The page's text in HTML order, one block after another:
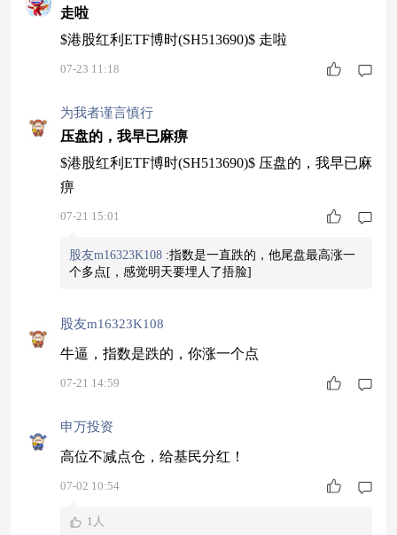
走啦
$港股红利ETF博时(SH513690)$ 走啦
07-23 11:18
为我者谨言慎行
压盘的，我早已麻痹
$港股红利ETF博时(SH513690)$ 压盘的，我早已麻
痹
07-21 15:01
股友m16323K108 :指数是一直跌的，他尾盘最高涨一
个多点 [，感觉明天要埋人了捂脸]
股友m16323K108
牛逼，指数是跌的，你涨一个点
07-21 14:59
申万投资
高位不减点仓，给基民分红！
07-02 10:54
1人